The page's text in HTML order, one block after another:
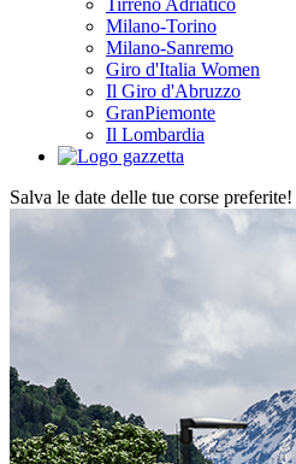
Milano-Torino
Milano-Sanremo
Giro d'Italia Women
Il Giro d'Abruzzo
GranPiemonte
Il Lombardia
Salva le date delle tue corse preferite!